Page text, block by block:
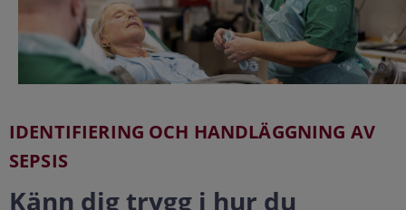
IDENTIFIERING OCH HANDLÄGGNING AV
SEPSIS
Känn dig trygg i hur du